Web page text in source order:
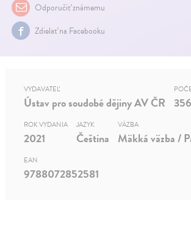
Odporučiť známemu
Zdielať na Facebooku
VYDAVATEĽ
Ústav pro soudobé dějiny AV ČR 356
ROK VYDANIA
2021
JAZYK
Čeština
VÄZBA
Mäkká väzba /
EAN
9788072852581